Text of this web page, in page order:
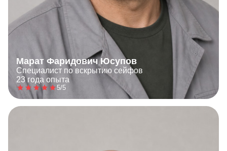
Марат Фаридович Юсупов
Специалист по вскрытию сейфов
23 года опыта
5/5